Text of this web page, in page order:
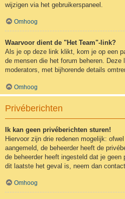
wijzigen via het gebruikerspaneel.
Omhoog
Waarvoor dient de "Het Team"-link?
Als je op deze link klikt, kom je op een
de mensen die het forum beheren.
moderators, met bijhorende details
Omhoog
Privéberichten
Ik kan geen privéberichten sturen!
Hiervoor zijn drie redenen mogelijk:
aangemeld, de beheerder heeft de
de beheerder heeft ingesteld dat je
dit laatste het geval is, neem dan
Omhoog